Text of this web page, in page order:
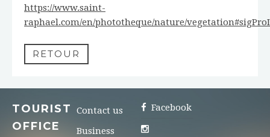
https://www.saint-
raphael.com/en/phototheque/nature/
RETOUR
TOURIST
OFFICE
Contact us
Business
Facebook